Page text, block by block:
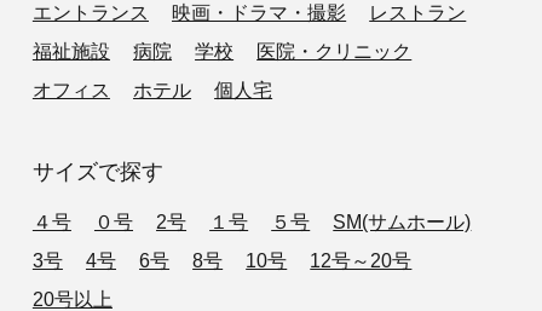
エントランス 映画・ドラマ・撮影
レストラン
福祉施設
病院 学校
医院・クリニック
オフィス
ホテル 個人宅
サイズで探す
４号 ０号 2号 １号 ５号
SM(サムホール)
3号
4号 6号 8号 10号
12号～20号
20号以上